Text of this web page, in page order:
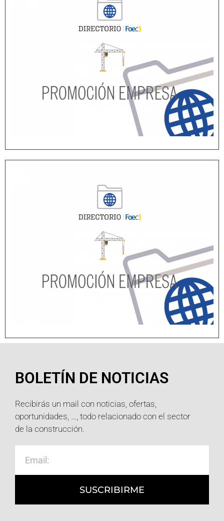
BOLETÍN DE NOTICIAS
Recibirás un mail con noticias, ofertas,
oportunidades, …, todo relacionado con el sector
de la construcción.
SUSCRIBIRME